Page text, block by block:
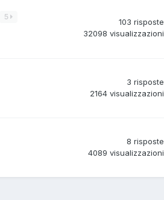
5
103 risposte
32098 visualizzazioni
3 risposte
2164 visualizzazioni
8 risposte
4089 visualizzazioni